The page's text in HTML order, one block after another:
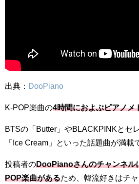
出典： DooPiano
K-POP楽曲の4時間におよぶピアノメ
BTSの「Butter」やBLACKPINKとセ
「Ice Cream」といった話題曲が満載
投稿者のDooPianoさんのチャンネル
POP楽曲があるため、韓流好きはチ